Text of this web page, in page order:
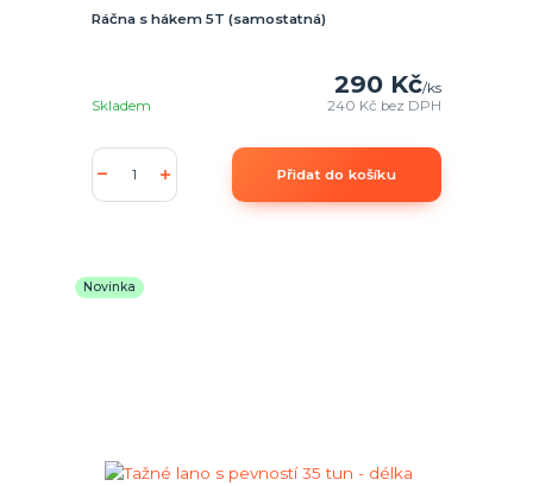
Ráčna s hákem 5T (samostatná)
290 Kč/ks
240 Kč bez DPH
Skladem
Přidat do košíku
Novinka